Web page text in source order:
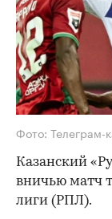
Фото: Телеграм-
Казанский
вничью матч
лиги (РПЛ).